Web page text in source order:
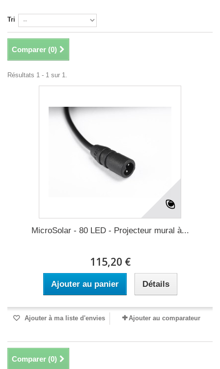
Tri
Comparer (0)
Résultats 1 - 1 sur 1.
MicroSolar - 80 LED - Projecteur mural à...
115,20 €
Ajouter au panier Détails
Ajouter à ma liste d'envies Ajouter au comparateur
Comparer (0)